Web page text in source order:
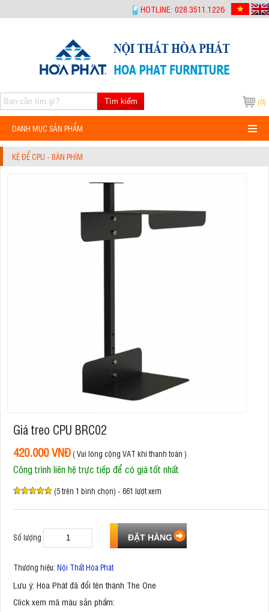
HOTLINE: 028.3511.1226
(0)
Tìm kiếm
DANH MỤC SẢN PHẨM
KỆ ĐỂ CPU - BÀN PHÍM
Giá treo CPU BRC02
420.000 VNĐ( Vui lòng cộng VAT khi thanh toán )
Công trình liên hệ trực tiếp để có giá tốt nhất
(5 trên 1 bình chọn) - 661 lượt xem
Số lượng
Thương hiệu: Nội Thất Hòa Phát
Lưu ý: Hòa Phát đã đổi tên thành The One
Click xem mã màu sản phẩm: